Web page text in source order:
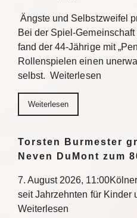
Ängste und Selbstzweifel
Bei der Spiel-
fand der 44-Jährige mit
Rollenspielen einen
selbst. Weiterlesen
Weiterlesen
Torsten Burmester
Neven DuMont zum
7. August 2026,
seit Jahrzehnten für Kinder
Weiterlesen